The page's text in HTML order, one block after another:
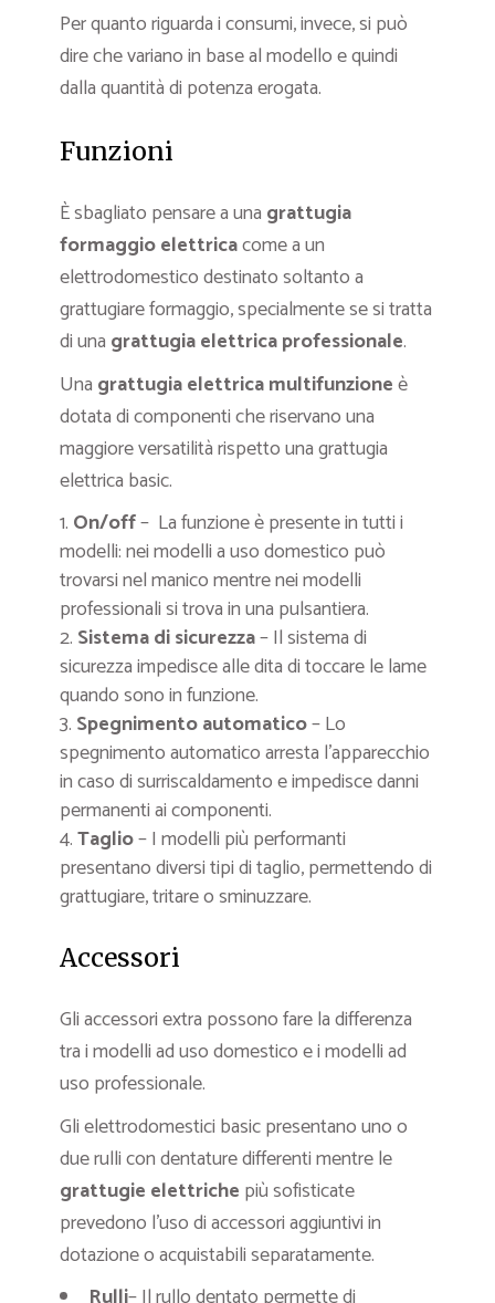
Per quanto riguarda i consumi, invece, si può
dire che variano in base al modello e quindi
dalla quantità di potenza erogata.
Funzioni
È sbagliato pensare a una grattugia
formaggio elettricacome a un
elettrodomestico destinato soltanto a
grattugiare formaggio, specialmente se si tratta
di una grattugia elettrica professionale.
Una grattugia elettricamultifunzioneè
dotata di componenti che riservano una
maggiore versatilità rispetto una grattugia
elettrica basic.
On/off– La funzione è presente in tutti i
modelli: nei modelli a uso domestico può
trovarsi nel manico mentre nei modelli
professionali si trova in una pulsantiera.
Sistema di sicurezza– Il sistema di
sicurezza impedisce alle dita di toccare le lame
quando sono in funzione.
Spegnimento automatico– Lo
spegnimento automatico arresta l’apparecchio
in caso di surriscaldamento e impedisce danni
permanenti ai componenti.
Taglio– I modelli più performanti
presentano diversi tipi di taglio, permettendo di
grattugiare, tritare o sminuzzare.
Accessori
Gli accessori extra possono fare la differenza
tra i modelli ad uso domestico e i modelli ad
uso professionale.
Gli elettrodomestici basic presentano uno o
due rulli con dentature differenti mentre le
grattugie elettriche più sofisticate
prevedono l’uso di accessori aggiuntivi in
dotazione o acquistabili separatamente.